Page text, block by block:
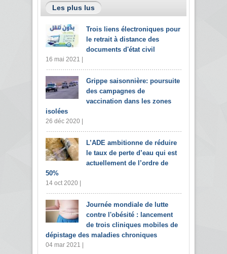
Les plus lus
Trois liens électroniques pour
le retrait à distance des
documents d'état civil
16 mai 2021 |
Grippe saisonnière: poursuite
des campagnes de
vaccination dans les zones
isolées
26 déc 2020 |
L’ADE ambitionne de réduire
le taux de perte d’eau qui est
actuellement de l’ordre de
50%
14 oct 2020 |
Journée mondiale de lutte
contre l'obésité : lancement
de trois cliniques mobiles de
dépistage des maladies chroniques
04 mar 2021 |